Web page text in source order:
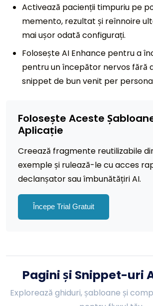
Activează pacienții timpuriu pe
memento, rezultat și reînnoire
mai ușor odată configurați.
Folosește AI Enhance pentru a
pentru un începător nervos fără
snippet de bun venit per
Folosește Aceste
Aplicație
Creează fragmente reutilizabile
exemple și rulează-le cu acces
declanșator sau îmbunătățiri AI.
Începe Trial Gratuit
Pagini și Snippet-uri
Explorează ghiduri, șabloane și